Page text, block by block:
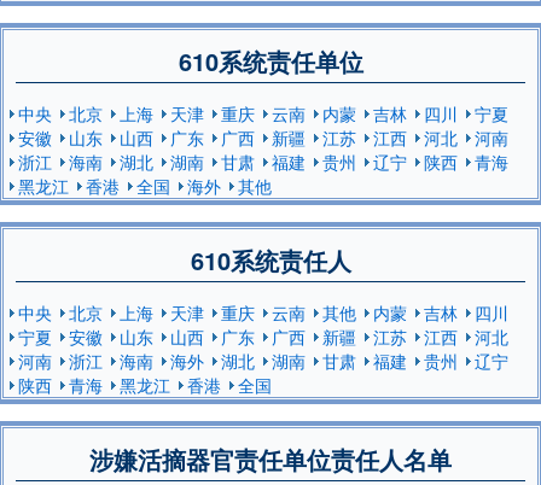
610系统责任单位
中央 北京 上海 天津 重庆 云南 内蒙 吉林 四川
宁夏
安徽
山东 山西 广东 广西 新疆 江苏 江西 河北
河南
浙江
海南 湖北 湖南 甘肃 福建 贵州 辽宁 陕西
青海
黑龙江
香港 全国 海外 其他
610系统责任人
中央 北京 上海 天津 重庆 云南 其他 内蒙 吉林
四川
宁夏
安徽 山东 山西 广东 广西 新疆 江苏 江西
河北
河南
浙江 海南 海外 湖北 湖南 甘肃 福建 贵州
辽宁
陕西
青海 黑龙江 香港 全国
涉嫌活摘器官责任单位责任人名单